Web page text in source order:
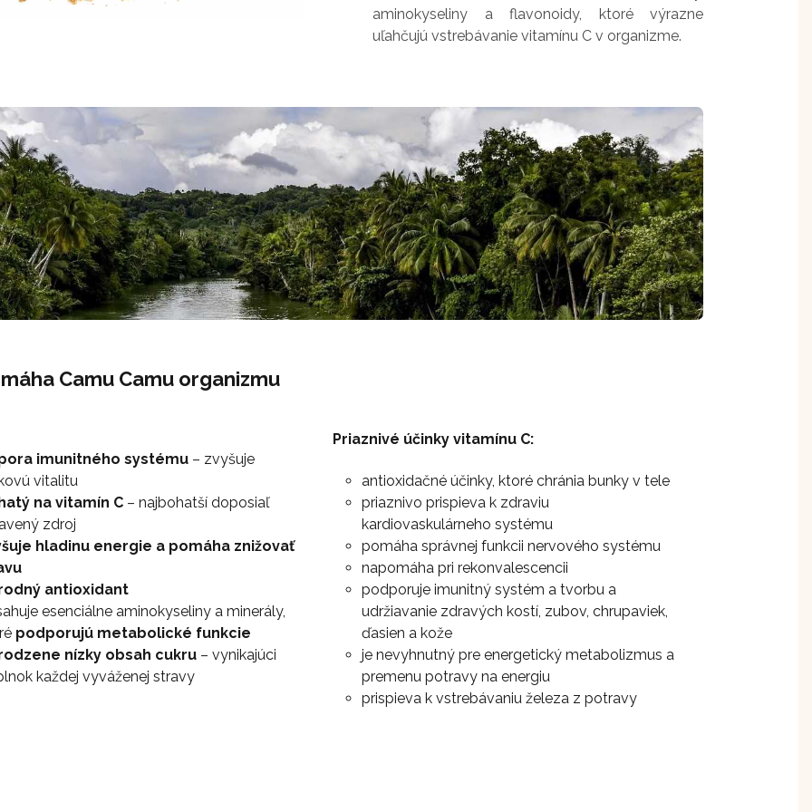
aminokyseliny a flavonoidy, ktoré výrazne
uľahčujú vstrebávanie vitamínu C v organizme.
Camu Camu organizmu
imunitného systému – zvyšuje
vitalitu
na vitamín C – najbohatší doposiaľ
zdroj
hladinu energie a pomáha znižovať
antioxidant
esenciálne aminokyseliny a minerály,
podporujú metabolické funkcie
nízky obsah cukru – vynikajúci
každej vyváženej stravy
Priaznivé účinky vitamínu C:
antioxidačné účinky, ktoré chránia bunky v tele
priaznivo prispieva k zdraviu
kardiovaskulárneho systému
pomáha správnej funkcii nervového systému
napomáha pri rekonvalescencii
podporuje imunitný systém a tvorbu a
udržiavanie zdravých kostí, zubov, chrupaviek,
ďasien a kože
je nevyhnutný pre energetický metabolizmus a
premenu potravy na energiu
prispieva k vstrebávaniu železa z potravy